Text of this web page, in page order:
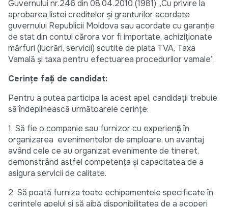
Guvernului nr.246 din 08.04.2010 (1981) „Cu privire la
aprobarea listei creditelor și granturilor acordate
guvernului Republicii Moldova sau acordate cu garanție
de stat din contul cărora vor fi importate, achiziționate
mărfuri (lucrări, servicii) scutite de plata TVA, Taxa
Vamală și taxa pentru efectuarea procedurilor vamale”.
Cerințe față de candidat:
Pentru a putea participa la acest apel, candidații trebuie
să îndeplinească următoarele cerințe:
1. Să fie o companie sau furnizor cu experiență în
organizarea evenimentelor de amploare, un avantaj
având cele ce au organizat evenimente de tineret,
demonstrând astfel competența și capacitatea de a
asigura servicii de calitate.
2. Să poată furniza toate echipamentele specificate în
cerințele apelul și să aibă disponibilitatea de a acoperi